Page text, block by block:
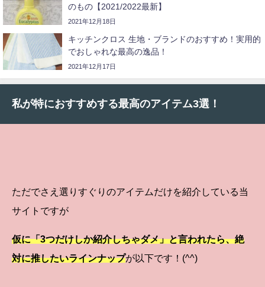
のもの【2021/2022最新】
2021年12月18日
キッチンクロス 生地・ブランドのおすすめ！実用的
でおしゃれな最高の逸品！
2021年12月17日
私が特におすすめする最高のアイテム3選！
ただでさえ選りすぐりのアイテムだけを紹介している当
サイトですが
仮に「3つだけしか紹介しちゃダメ」と言われたら、絶
対に推したいラインナップが以下です！(^^)